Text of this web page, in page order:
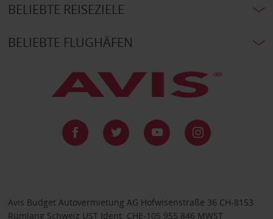
BELIEBTE REISEZIELE
BELIEBTE FLUGHÄFEN
Avis Budget Autovermietung AG Hofwisenstraße 36 CH-8153
Rümlang Schweiz UST Ident: CHE-105.955.846 MWST